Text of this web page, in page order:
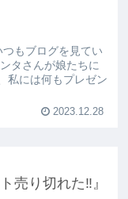
もブログを見てい
タさんが娘たちに
私には何もプレゼン
2023.12.28
売り切れた‼』